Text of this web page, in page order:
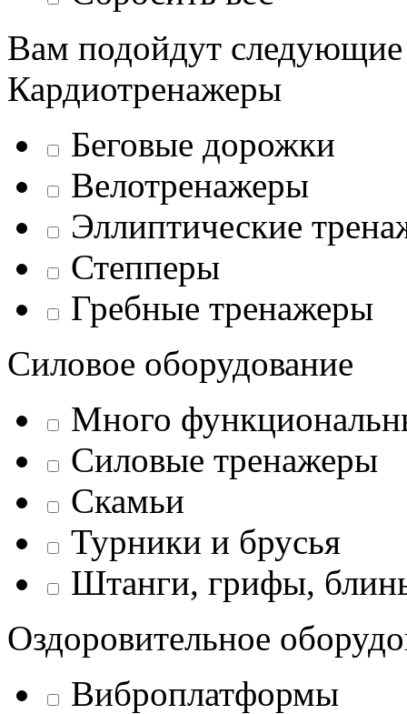
Вам подойдут
Кардиотренажеры
Беговые дорожки
Велотренажеры
Эллиптические
Степперы
Гребные тренажеры
Силовое оборудование
Много
Силовые тренажеры
Скамьи
Турники и брусья
Штанги, грифы,
Оздоровительное
Виброплатформы